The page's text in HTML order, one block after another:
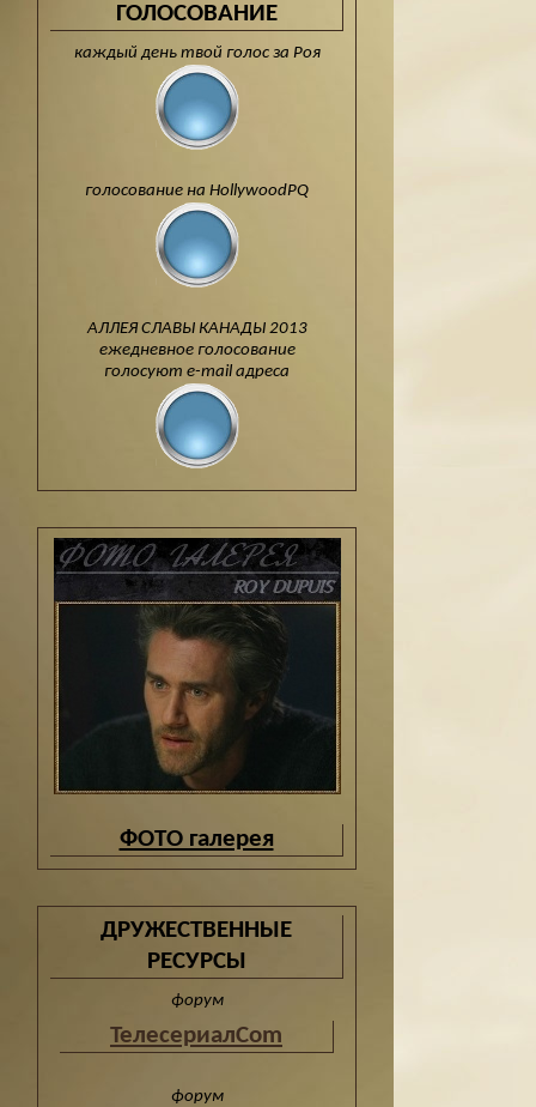
ГОЛОСОВАНИЕ
каждый день твой голос за Роя
голосование на HollywoodPQ
АЛЛЕЯ СЛАВЫ КАНАДЫ 2013
ежедневное голосование
голосуют e-mail адреса
ФОТО галерея
ДРУЖЕСТВЕННЫЕ
РЕСУРСЫ
форум
ТелесериалCom
форум